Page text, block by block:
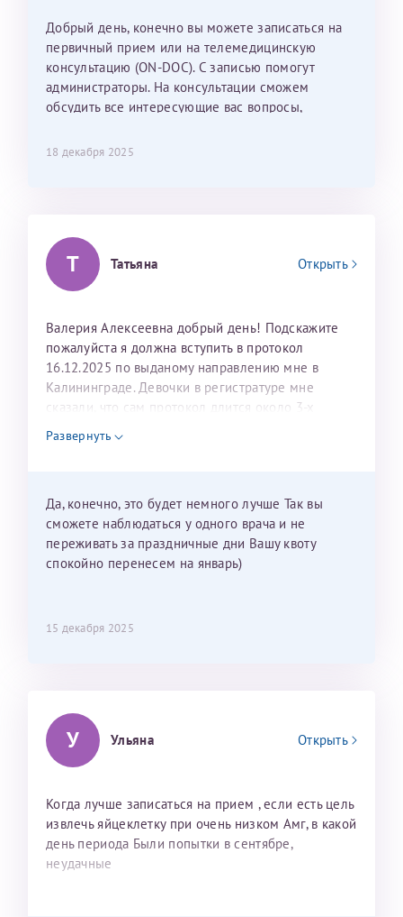
С ней общение было, как с давней знакомой, очень
лёгкое и простое. Вообще в данной клинике весь
персонал очень вежливый и чуткий, прям приятно
находиться. Мы собираемся туда ещё за вторым
ребёнком, и конечно же только к Ринату
26 июля 2026
Добрый день, конечно вы можете записаться на
первичный прием или на телемедицинскую
консультацию (ON-DOC). С записью помогут
администраторы. На консультации сможем
обсудить все интересующие вас вопросы,
18 декабря 2025
Т Татьяна Открыть
Валерия Алексеевна добрый день! Подскажите
пожалуйста я должна вступить в протокол
16.12.2025 по выданому направлению мне в
Калининграде. Девочки в регистратуре мне
сказали, что сам протокол длится около 3-х
недель и 3 недели я должна находится в Питере.
Можно мне новый год провести в Калининграде и
Развернуть
Да, конечно, это будет немного лучше Так вы
сможете наблюдаться у одного врача и не
переживать за праздничные дни Вашу квоту
спокойно перенесем на январь)
15 декабря 2025
У Ульяна Открыть
Когда лучше записаться на прием , если есть цель
извлечь яйцеклетку при очень низком Амг, в какой
день периода Были попытки в сентябре,
неудачные